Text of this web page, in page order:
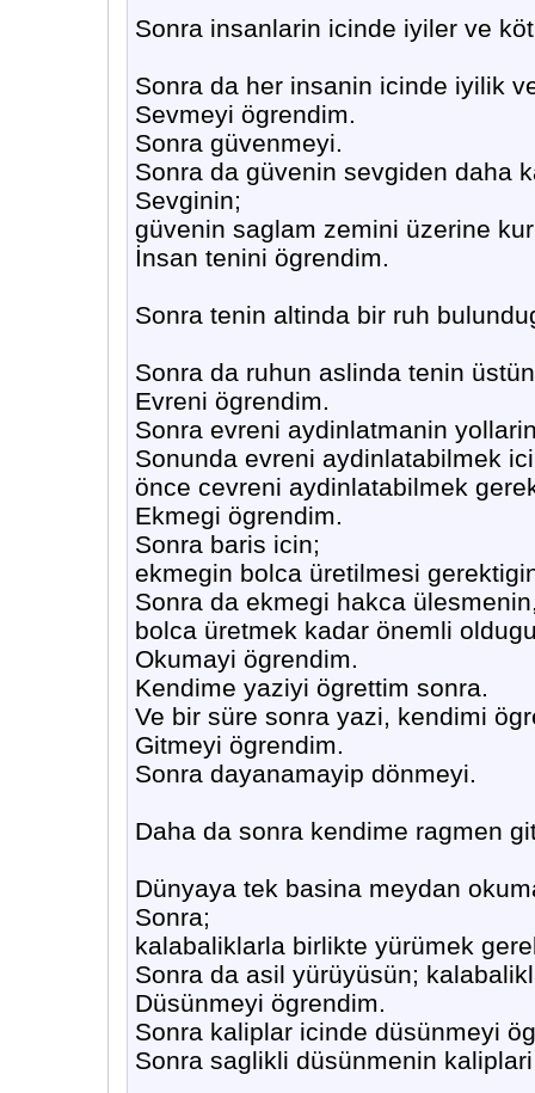
Sonra insanlarin icinde iyiler ve
Sonra da her insanin icinde iyilik
Sevmeyi ögrendim.
Sonra güvenmeyi.
Sonra da güvenin sevgiden daha
Sevginin;
güvenin saglam zemini üzerine
İnsan tenini ögrendim.
Sonra tenin altinda bir ruh
Sonra da ruhun aslinda tenin
Evreni ögrendim.
Sonra evreni aydinlatmanin
Sonunda evreni aydinlatabilmek
önce cevreni aydinlatabilmek
Ekmegi ögrendim.
Sonra baris icin;
ekmegin bolca üretilmesi
Sonra da ekmegi hakca
bolca üretmek kadar önemli
Okumayi ögrendim.
Kendime yaziyi ögrettim sonra.
Ve bir süre sonra yazi, kendimi
Gitmeyi ögrendim.
Sonra dayanamayip dönmeyi.
Daha da sonra kendime ragmen
Dünyaya tek basina meydan
Sonra;
kalabaliklarla birlikte yürümek
Sonra da asil yürüyüsün;
Düsünmeyi ögrendim.
Sonra kaliplar icinde düsünmeyi
Sonra saglikli düsünmenin